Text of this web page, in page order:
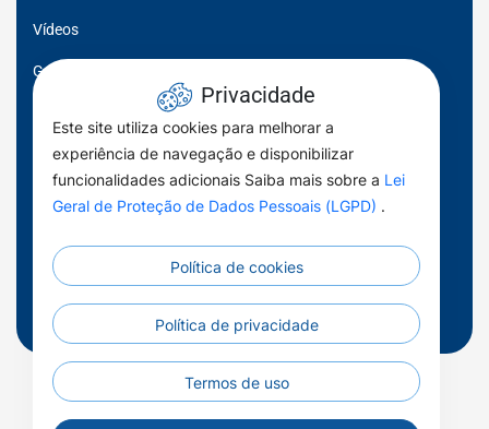
Vídeos
Galeria de Imagens
Fala Prefeito, Fala Prefeita
Momento FGM
Municípios em Dados
Notas técnicas
Todos os Direitos Reservados - Federação Goiana de
Municípios - 2026
Privacidade
Este site utiliza cookies para melhorar a
experiência de navegação e disponibilizar
funcionalidades adicionais Saiba mais sobre a Lei
Geral de Proteção de Dados Pessoais (LGPD) .
Política de cookies
Política de privacidade
Termos de uso